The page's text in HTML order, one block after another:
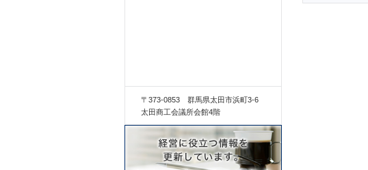
〒373-0853 群馬県太田市浜町3-6
太田商工会議所会館4階